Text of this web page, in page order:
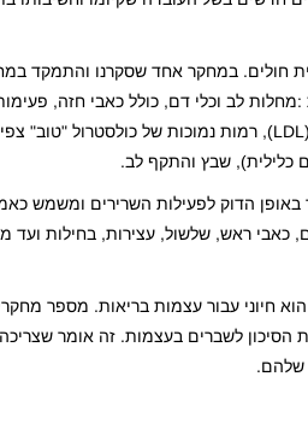
חולים. במחקר אחד שסקרנו והתמקד
לב וכלי דם, כולל כאבי חזה,
כלילית), שבץ והתקף לב.
הדוק לפעילות השרירים ומשמש
כאבי ראש, שלשול, עצירות, בחילות ועד
חיוני עבור עצמות בריאות. מספר
לשברים בעצמות. זה אומר שצריכה
שלהם.